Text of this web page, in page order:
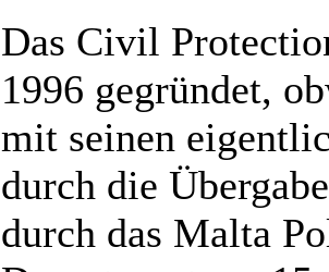
Das Civil
1996 gegründet,
mit seinen
durch die
durch das Malta